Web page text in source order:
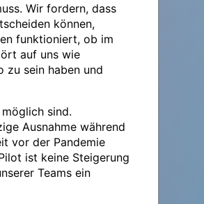
Wir fordern, dass
können,
funktioniert, ob im
auf uns wie
zu sein haben und
sind.
Ausnahme während
vor der Pandemie
ist keine Steigerung
Teams ein